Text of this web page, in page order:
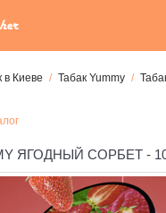
в Киеве Табак Yummy
ЯГОДНЫЙ СОРБЕТ -